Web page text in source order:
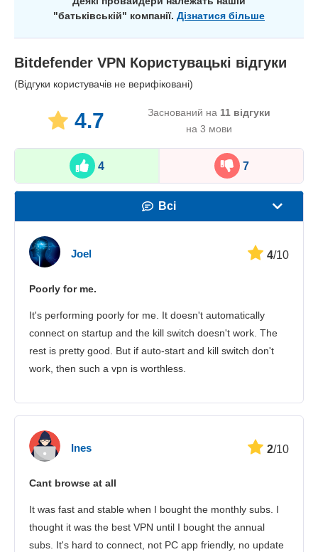
"батьківській" компанії. Дізнатися більше
Bitdefender VPN Користувацькі відгуки
(Відгуки користувачів не верифіковані)
4.7 Заснований на 11 відгуки
на 3 мови
4 7
Всі
Підтримка клієнтів
Joel 4/10
Poorly for me.
It's performing poorly for me. It doesn't automatically
connect on startup and the kill switch doesn't work. The
rest is pretty good. But if auto-start and kill switch don't
work, then such a vpn is worthless.
Ines 2/10
Cant browse at all
It was fast and stable when I bought the monthly subs. I
thought it was the best VPN until I bought the annual
subs. It's hard to connect, not PC app friendly, no update